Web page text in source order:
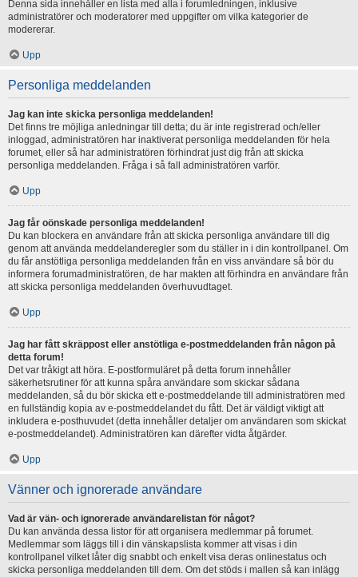
Denna sida innehåller en lista med alla i forumledningen, inklusive
administratörer och moderatorer med uppgifter om vilka kategorier de
modererar.
Upp
Personliga meddelanden
Jag kan inte skicka personliga meddelanden!
Det finns tre möjliga anledningar till detta; du är inte registrerad och/eller
inloggad, administratören har inaktiverat personliga meddelanden för hela
forumet, eller så har administratören förhindrat just dig från att skicka
personliga meddelanden. Fråga i så fall administratören varför.
Upp
Jag får oönskade personliga meddelanden!
Du kan blockera en användare från att skicka personliga användare till dig
genom att använda meddelanderegler som du ställer in i din kontrollpanel. Om
du får anstötliga personliga meddelanden från en viss användare så bör du
informera forumadministratören, de har makten att förhindra en användare från
att skicka personliga meddelanden överhuvudtaget.
Upp
Jag har fått skräppost eller anstötliga e-postmeddelanden från någon på
detta forum!
Det var tråkigt att höra. E-postformuläret på detta forum innehåller
säkerhetsrutiner för att kunna spåra användare som skickar sådana
meddelanden, så du bör skicka ett e-postmeddelande till administratören med
en fullständig kopia av e-postmeddelandet du fått. Det är väldigt viktigt att
inkludera e-posthuvudet (detta innehåller detaljer om användaren som skickat
e-postmeddelandet). Administratören kan därefter vidta åtgärder.
Upp
Vänner och ignorerade användare
Vad är vän- och ignorerade användarelistan för något?
Du kan använda dessa listor för att organisera medlemmar på forumet.
Medlemmar som läggs till i din vänskapslista kommer att visas i din
kontrollpanel vilket låter dig snabbt och enkelt visa deras onlinestatus och
skicka personliga meddelanden till dem. Om det stöds i mallen så kan inlägg